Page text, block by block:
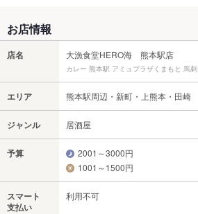
お店情報
店名 大漁食堂HERO海 熊本駅店
カレー 熊本駅 アミュプラザくまもと 馬刺
エリア 熊本駅周辺・新町・上熊本・田崎
ジャンル 居酒屋
予算
2001～3000円
1001～1500円
スマート
支払い
利用不可